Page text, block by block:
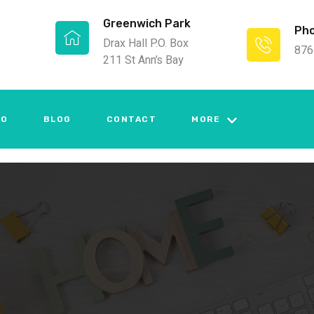
Greenwich Park
Drax Hall P.O. Box
211 St Ann’s Bay
BLOG CONTACT MORE